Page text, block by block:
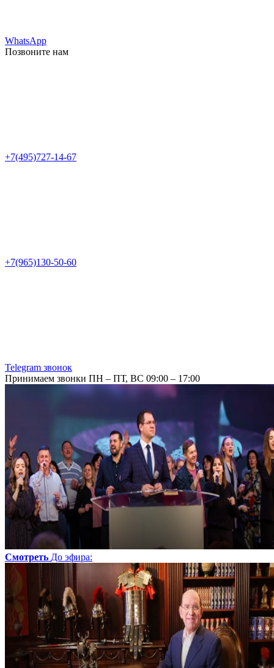
WhatsApp
Позвоните нам
+7(495)727-14-67
+7(965)130-50-60
Telegram звонок
Принимаем звонки ПН – ПТ, ВС 09:00 – 17:00
Смотреть До эфира: